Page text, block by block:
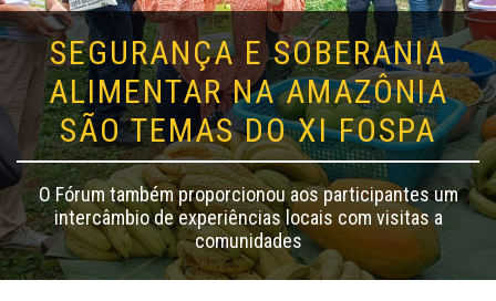
SEGURANÇA E SOBERANIA
ALIMENTAR NA AMAZÔNIA
SÃO TEMAS DO XI FOSPA
O Fórum também proporcionou aos participantes um
intercâmbio de experiências locais com visitas a
comunidades